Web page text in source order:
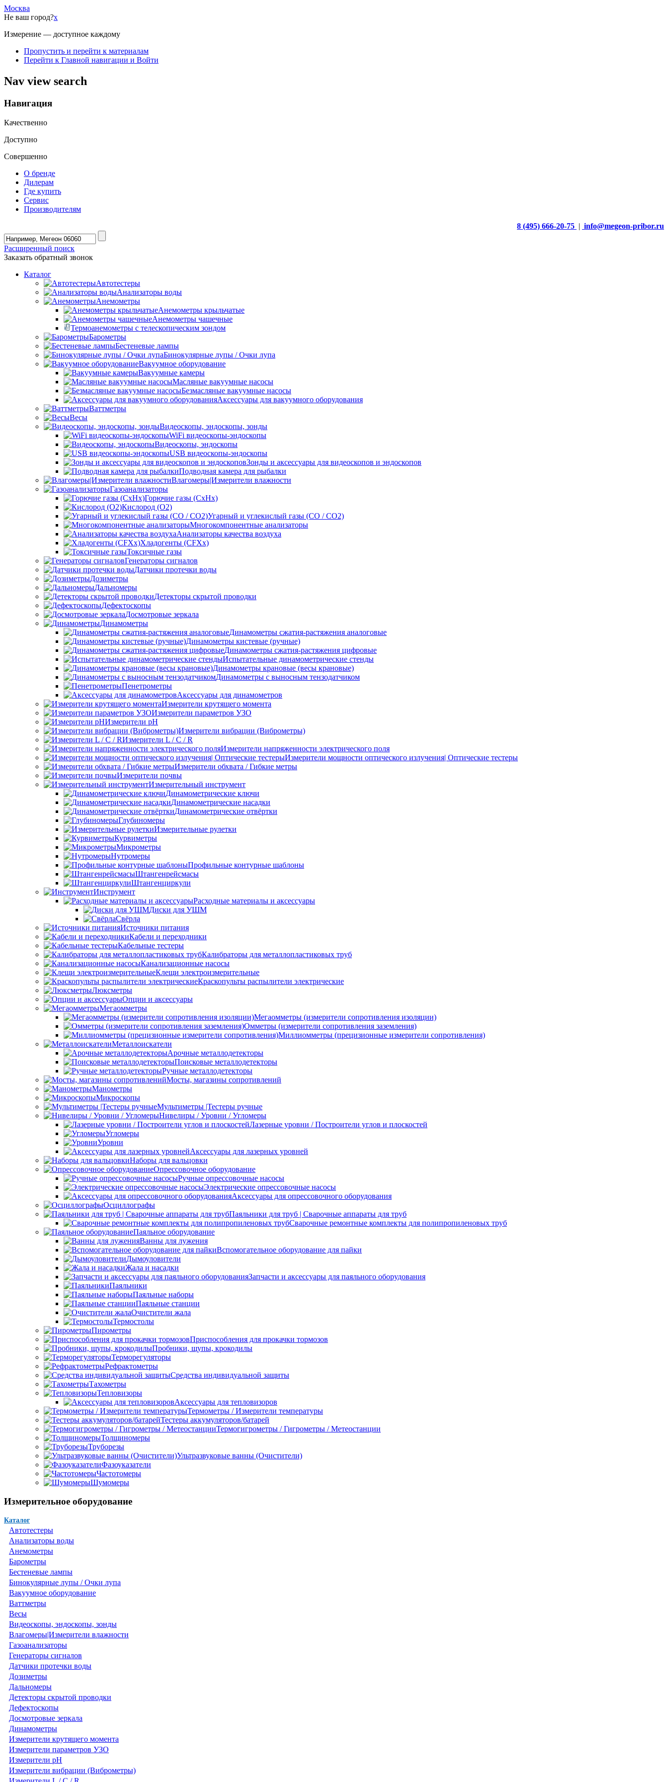
Москва
Не ваш город?x
Измерение — доступное каждому
Пропустить и перейти к материалам
Перейти к Главной навигации и Войти
Nav view search
Навигация
Качественно
Доступно
Совершенно
О бренде
Дилерам
Где купить
Сервис
Производителям
8 (495) 666-20-75 | info@megeon-pribor.ru
Расширенный поиск
Заказать обратный звонок
Каталог
Автотестеры
Анализаторы воды
Анемометры
Анемометры крыльчатые
Анемометры чашечные
Термоанемометры с телескопическим зондом
Барометры
Бестеневые лампы
Бинокулярные лупы / Очки лупа
Вакуумное оборудование
Вакуумные камеры
Масляные вакуумные насосы
Безмасляные вакуумные насосы
Аксессуары для вакуумного оборудования
Ваттметры
Весы
Видеоскопы, эндоскопы, зонды
WiFi видеоскопы-эндоскопы
Видеоскопы, эндоскопы
USB видеоскопы-эндоскопы
Зонды и аксессуары для видеоскопов и эндоскопов
Подводная камера для рыбалки
Влагомеры|Измерители влажности
Газоанализаторы
Горючие газы (CxHx)
Кислород (O2)
Угарный и углекислый газы (CO / CO2)
Многокомпонентные анализаторы
Анализаторы качества воздуха
Хладогенты (CFXx)
Токсичные газы
Генераторы сигналов
Датчики протечки воды
Дозиметры
Дальномеры
Детекторы скрытой проводки
Дефектоскопы
Досмотровые зеркала
Динамометры
Динамометры сжатия-растяжения аналоговые
Динамометры кистевые (ручные)
Динамометры сжатия-растяжения цифровые
Испытательные динамометрические стенды
Динамометры крановые (весы крановые)
Динамометры с выносным тензодатчиком
Пенетрометры
Аксессуары для динамометров
Измерители крутящего момента
Измерители параметров УЗО
Измерители pH
Измерители вибрации (Виброметры)
Измерители L / C / R
Измерители напряженности электрического поля
Измерители мощности оптического излучения| Оптические тестеры
Измерители обхвата / Гибкие метры
Измерители почвы
Измерительный инструмент
Динамометрические ключи
Динамометрические насадки
Динамометрические отвёртки
Глубиномеры
Измерительные рулетки
Курвиметры
Микрометры
Нутромеры
Профильные контурные шаблоны
Штангенрейсмасы
Штангенциркули
Инструмент
Расходные материалы и аксессуары
Диски для УШМ
Свёрла
Источники питания
Кабели и переходники
Кабельные тестеры
Калибраторы для металлопластиковых труб
Канализационные насосы
Клещи электроизмерительные
Краскопульты распылители электрические
Люксметры
Опции и аксессуары
Мегаомметры
Мегаомметры (измерители сопротивления изоляции)
Омметры (измерители сопротивления заземления)
Миллиомметры (прецизионные измерители сопротивления)
Металлоискатели
Арочные металлодетекторы
Поисковые металлодетекторы
Ручные металлодетекторы
Мосты, магазины сопротивлений
Манометры
Микроскопы
Мультиметры |Тестеры ручные
Нивелиры / Уровни / Угломеры
Лазерные уровни / Построители углов и плоскостей
Угломеры
Уровни
Аксессуары для лазерных уровней
Наборы для вальцовки
Опрессовочное оборудование
Ручные опрессовочные насосы
Электрические опрессовочные насосы
Аксессуары для опрессовочного оборудования
Осциллографы
Паяльники для труб | Сварочные аппараты для труб
Сварочные ремонтные комплекты для полипропиленовых труб
Паяльное оборудование
Ванны для лужения
Вспомогательное оборудование для пайки
Дымоуловители
Жала и насадки
Запчасти и аксессуары для паяльного оборудования
Паяльники
Паяльные наборы
Паяльные станции
Очистители жала
Термостолы
Пирометры
Приспособления для прокачки тормозов
Пробники, щупы, крокодилы
Терморегуляторы
Рефрактометры
Средства индивидуальной защиты
Тахометры
Тепловизоры
Аксессуары для тепловизоров
Термометры / Измерители температуры
Тестеры аккумуляторов/батарей
Термогигрометры / Гигрометры / Метеостанции
Толщиномеры
Труборезы
Ультразвуковые ванны (Очистители)
Фазоуказатели
Частотомеры
Шумомеры
Измерительное оборудование
Каталог
Автотестеры
Анализаторы воды
Анемометры
Барометры
Бестеневые лампы
Бинокулярные лупы / Очки лупа
Вакуумное оборудование
Ваттметры
Весы
Видеоскопы, эндоскопы, зонды
Влагомеры|Измерители влажности
Газоанализаторы
Генераторы сигналов
Датчики протечки воды
Дозиметры
Дальномеры
Детекторы скрытой проводки
Дефектоскопы
Досмотровые зеркала
Динамометры
Измерители крутящего момента
Измерители параметров УЗО
Измерители pH
Измерители вибрации (Виброметры)